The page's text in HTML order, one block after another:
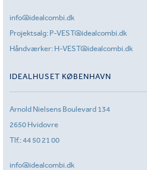
info@idealcombi.dk
Projektsalg: P-VEST@idealcombi.dk
Håndværker: H-VEST@idealcombi.dk
IDEALHUSET KØBENHAVN
Arnold Nielsens Boulevard 134
2650 Hvidovre
Tlf.:44 50 21 00
info@idealcombi.dk